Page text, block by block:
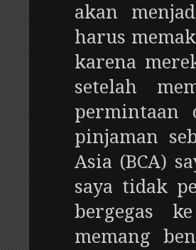
akan
harus
karena
setelah
permintaan
pinjaman
Asia (BCA)
saya tidak
bergegas
memang